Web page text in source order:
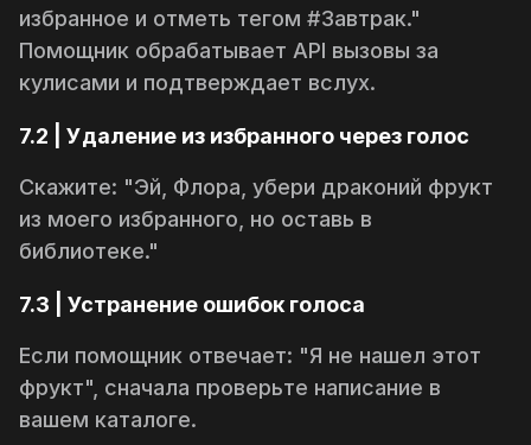
избранное и отметь тегом #Завтрак."
Помощник обрабатывает API вызовы за
кулисами и подтверждает вслух.
7.2 | Удаление из избранного через голос
Скажите: "Эй, Флора, убери драконий фрукт
из моего избранного, но оставь в
библиотеке."
7.3 | Устранение ошибок голоса
Если помощник отвечает: "Я не нашел этот
фрукт", сначала проверьте написание в
вашем каталоге.